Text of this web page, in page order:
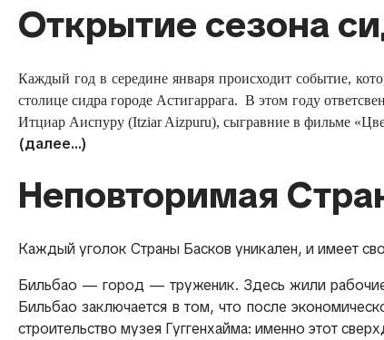
Открытие сезона
Каждый год в середине января происходит событие,
столице сидра городе Астигаррага. В этом году
Итциар Аиспуру (Itziar Aizpuru), сыгравние в фильме
(далее…)
Неповторимая
Каждый уголок Страны Басков уникален, и имеет
Бильбао — город — труженик. Здесь жили рабочие ,
Бильбао заключается в том, что после
строительство музея Гуггенхайма: именно этот